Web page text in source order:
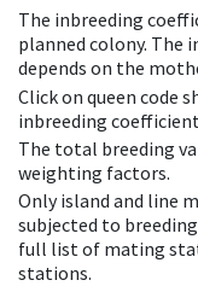
The inbreeding
planned colony. The
depends on the
Click on queen code
inbreeding
The total breeding
weighting factors.
Only island and line
subjected to
full list of mating
stations.